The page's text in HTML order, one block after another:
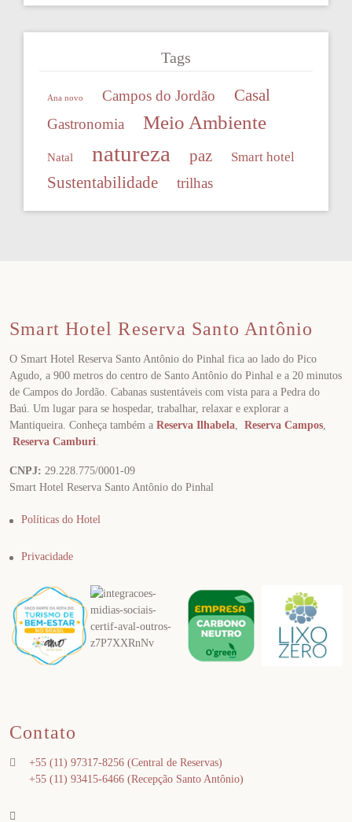
Tags
Ana novo Campos do Jordão Casal
Gastronomia Meio Ambiente
Natal natureza paz Smart hotel
Sustentabilidade trilhas
Smart Hotel Reserva Santo Antônio
O Smart Hotel Reserva Santo Antônio do Pinhal fica ao lado do Pico
Agudo, a 900 metros do centro de Santo Antônio do Pinhal e a 20 minutos
de Campos do Jordão. Cabanas sustentáveis com vista para a Pedra do
Baú. Um lugar para se hospedar, trabalhar, relaxar e explorar a
Mantiqueira. Conheça também a Reserva Ilhabela, Reserva Campos,
Reserva Camburi.
CNPJ: 29.228.775/0001-09
Smart Hotel Reserva Santo Antônio do Pinhal
Políticas do Hotel
Privacidade
Contato
+55 (11) 97317-8256 (Central de Reservas)
+55 (11) 93415-6466 (Recepção Santo Antônio)